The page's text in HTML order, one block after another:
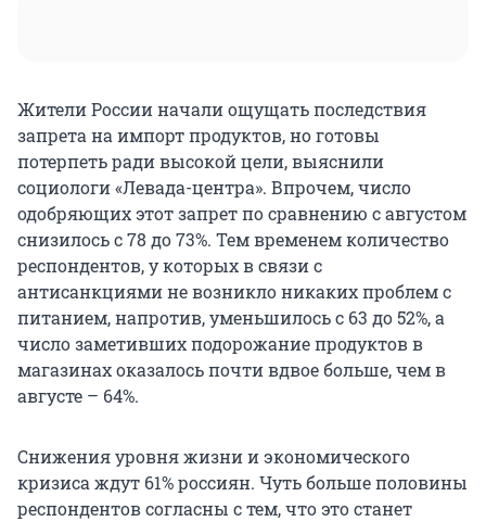
Жители России начали ощущать последствия
запрета на импорт продуктов, но готовы
потерпеть ради высокой цели, выяснили
социологи «Левада-центра». Впрочем, число
одобряющих этот запрет по сравнению с августом
снизилось с 78 до 73%. Тем временем количество
респондентов, у которых в связи с
антисанкциями не возникло никаких проблем с
питанием, напротив, уменьшилось с 63 до 52%, а
число заметивших подорожание продуктов в
магазинах оказалось почти вдвое больше, чем в
августе – 64%.
Снижения уровня жизни и экономического
кризиса ждут 61% россиян. Чуть больше половины
респондентов согласны с тем, что это станет